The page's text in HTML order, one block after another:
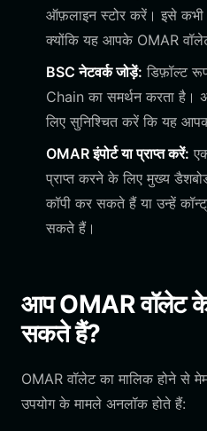
ऑफ़लाइन स्टोर करें। इसे कभी
क्योंकि यह आपके OMAR
BSC नेटवर्क जोड़ें: डिफ़ॉल्ट
Chain का समर्थन करता है।
लिए सुनिश्चित करें कि यह
OMAR इंपोर्ट या प्राप्त करें:
प्राप्त करने के लिए मुख्य
कॉपी कर सकते हैं या उन्हें
सकते हैं।
आप OMAR वॉलेट
सकते हैं?
OMAR वॉलेट का मालिक होने से
उपयोग के मामले अनलॉक होते हैं: